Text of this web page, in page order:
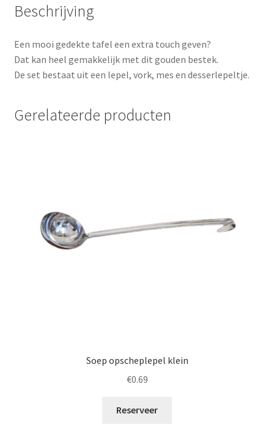
Beschrijving
Een mooi gedekte tafel een extra touch geven?
Dat kan heel gemakkelijk met dit gouden bestek.
De set bestaat uit een lepel, vork, mes en desserlepeltje.
Gerelateerde producten
Soep opscheplepel klein
€0.69
Reserveer